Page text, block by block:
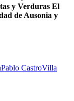
y Verduras El
de Ausonia y
Pablo CastroVilla